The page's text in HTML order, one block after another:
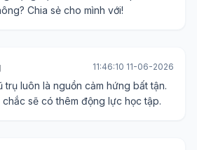
Chia sẻ cho mình với!
11:46:10 11-06-2026
trụ luôn là nguồn cảm hứng bất tận.
sẽ có thêm động lực học tập.